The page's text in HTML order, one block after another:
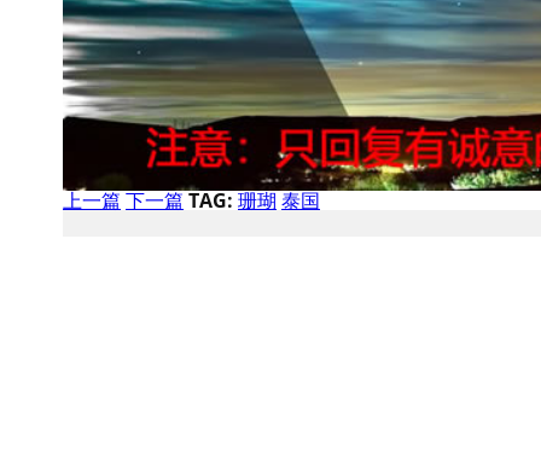
上一篇 下一篇 TAG: 珊瑚 泰国